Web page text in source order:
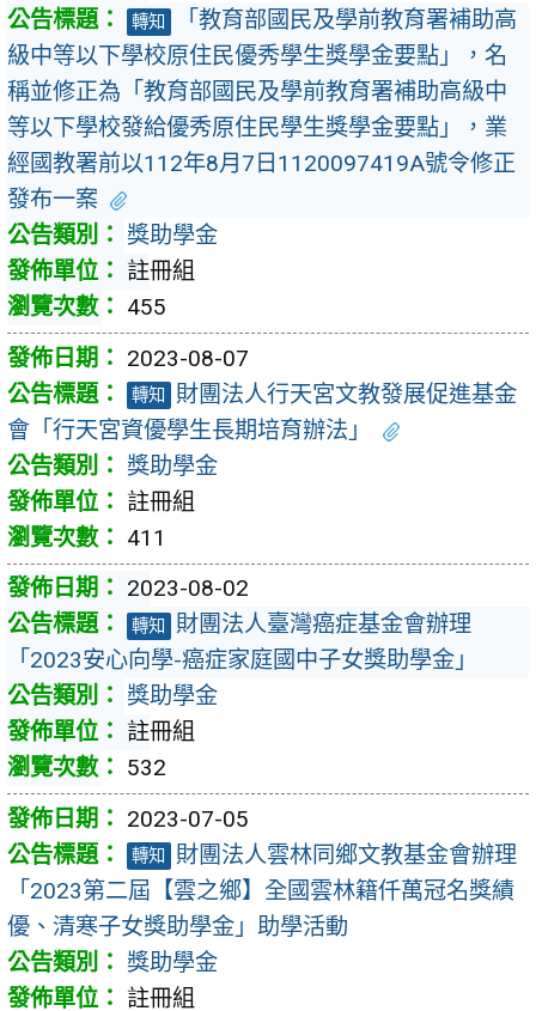
轉知
「教育部國民及學前教育署補助高
級中等以下學校原住民優秀學生獎學金要點」，名
稱並修正為「教育部國民及學前教育署補助高級中
等以下學校發給優秀原住民學生獎學金要點」，業
經國教署前以112年8月7日1120097419A號令修正
發布一案
獎助學金
註冊組
455
2023-08-07
轉知
財團法人行天宮文教發展促進基金
會「行天宮資優學生長期培育辦法」
獎助學金
註冊組
411
2023-08-02
轉知
財團法人臺灣癌症基金會辦理
「2023安心向學-癌症家庭國中子女獎助學金」
獎助學金
註冊組
532
2023-07-05
轉知
財團法人雲林同鄉文教基金會辦理
「2023第二屆【雲之鄉】全國雲林籍仟萬冠名獎績
優、清寒子女獎助學金」助學活動
獎助學金
註冊組